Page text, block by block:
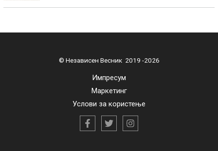
© Независен Весник 2019 -2026
Импресум
Маркетинг
Услови за користење